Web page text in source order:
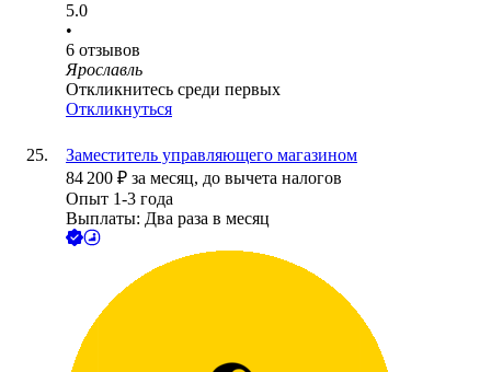
5.0
•
6 отзывов
Ярославль
Откликнитесь среди первых
Откликнуться
Заместитель управляющего магазином
84 200 ₽ за месяц, до вычета налогов
Опыт 1-3 года
Выплаты: Два раза в месяц